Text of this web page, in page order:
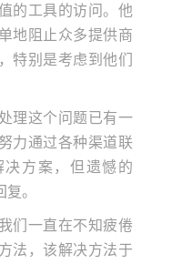
的工具的访问。他
地阻止众多提供商
特别是考虑到他们
理这个问题已有一
力通过各种渠道联
方案，但遗憾的
。
们一直在不知疲倦
法，该解决方法于